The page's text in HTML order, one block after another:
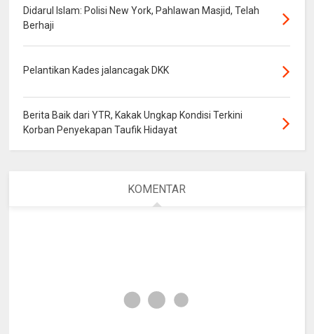
Didarul Islam: Polisi New York, Pahlawan Masjid, Telah
Berhaji
Pelantikan Kades jalancagak DKK
Berita Baik dari YTR, Kakak Ungkap Kondisi Terkini
Korban Penyekapan Taufik Hidayat
KOMENTAR